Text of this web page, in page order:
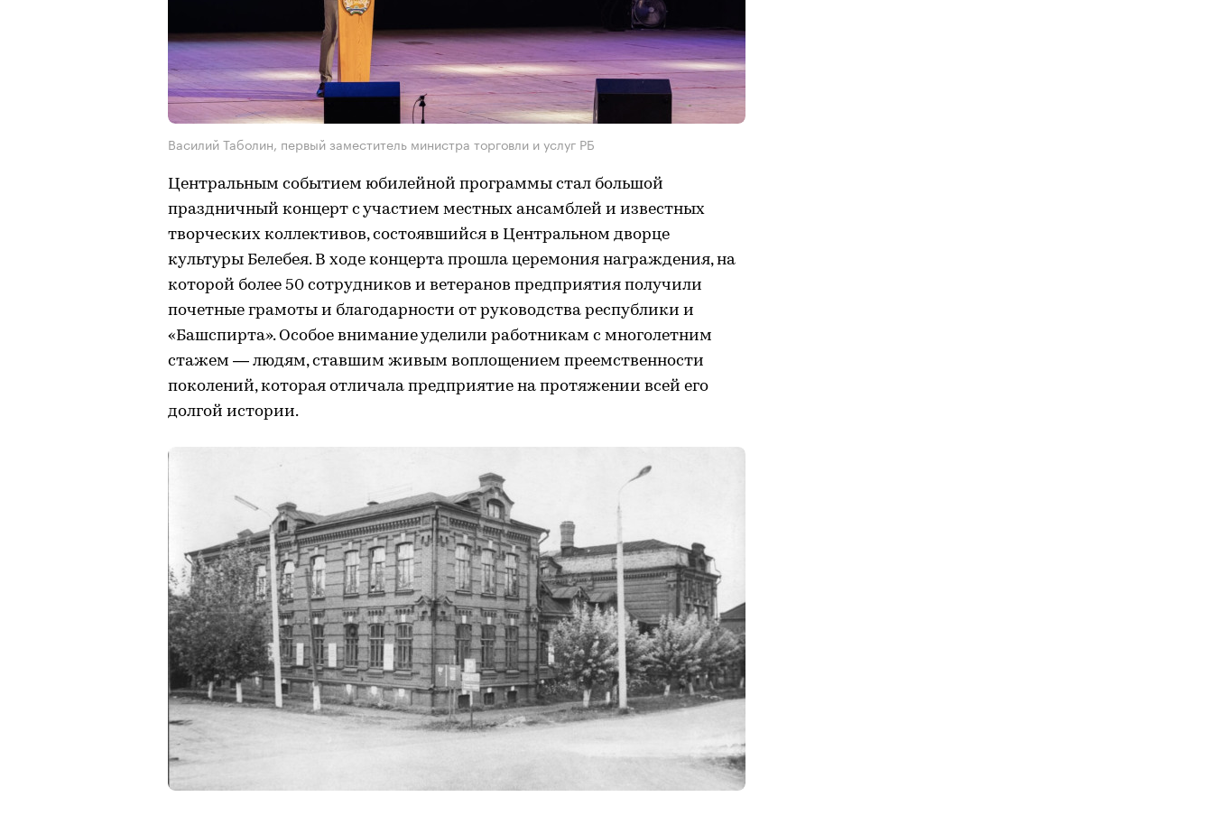
Василий Таболин, первый заместитель министра торговли и услуг РБ
Центральным событием юбилейной программы стал большой
праздничный концерт с участием местных ансамблей и известных
творческих коллективов, состоявшийся в Центральном дворце
культуры Белебея. В ходе концерта прошла церемония награждения, на
которой более 50 сотрудников и ветеранов предприятия получили
почетные грамоты и благодарности от руководства республики и
«Башспирта». Особое внимание уделили работникам с многолетним
стажем — людям, ставшим живым воплощением преемственности
поколений, которая отличала предприятие на протяжении всей его
долгой истории.